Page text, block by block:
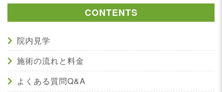
CONTENTS
院内見学
施術の流れと料金
よくある質問Q&A